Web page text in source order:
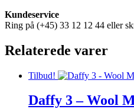
Kundeservice
Ring på (+45) 33 12 12 44 eller
Relaterede varer
Tilbud!
Daffy 3 – Wool